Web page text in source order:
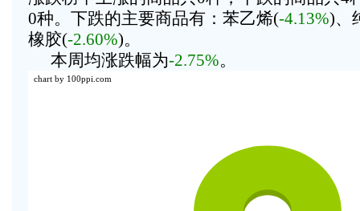
0种。下跌的主要商品有：苯乙烯(-4.13%)、
橡胶(-2.60%)。
本周均涨跌幅为-2.75%。
chart by 100ppi.com